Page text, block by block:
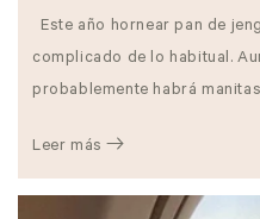
Este año hornear pan de
complicado de lo habitual.
probablemente habrá
Leer más